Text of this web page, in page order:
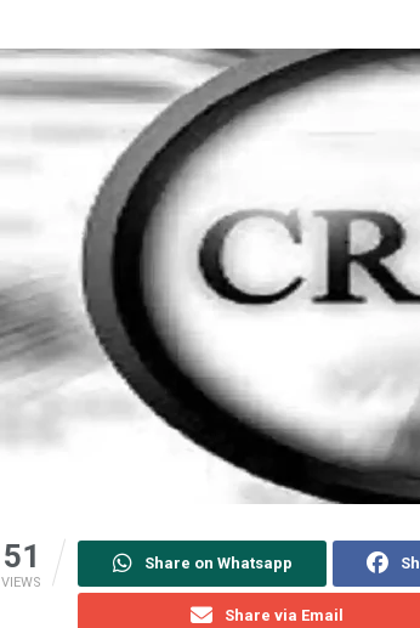
51
VIEWS
Share on Whatsapp
Share via Email